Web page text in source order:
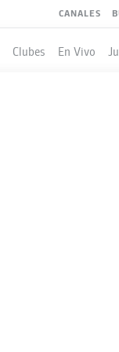
CANALES
Clubes En Vivo